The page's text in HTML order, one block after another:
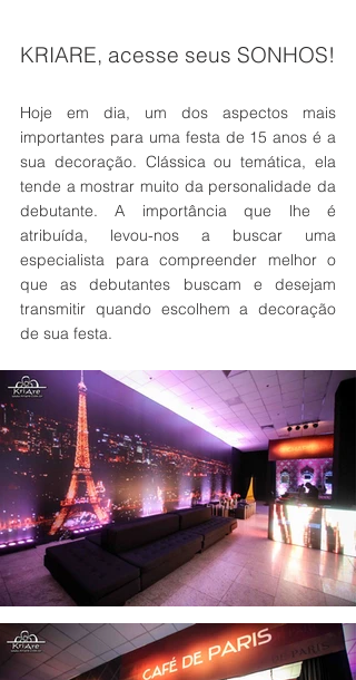
KRIARE, acesse seus SONHOS!
Hoje em dia, um dos aspectos mais
importantes para uma festa de 15 anos é a
sua decoração. Clássica ou temática, ela
tende a mostrar muito da personalidade da
debutante. A importância que lhe é
atribuída, levou-nos a buscar uma
especialista para compreender melhor o
que as debutantes buscam e desejam
transmitir quando escolhem a decoração
de sua festa.